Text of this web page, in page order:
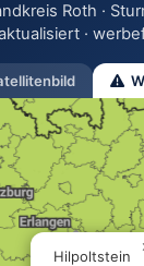
Roth ·
·
Hilpoltstein